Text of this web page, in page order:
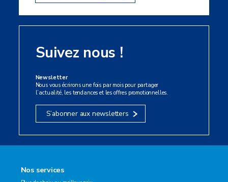
Suivez nous !
Newsletter
Nous vous écrirons une fois par mois pour partager
l’actualité, les tendances et les offres promotionnelles.
S’abonner aux newsletters
Nos services